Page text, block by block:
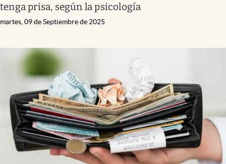
tenga prisa, según la psicología
martes, 09 de Septiembre de 2025